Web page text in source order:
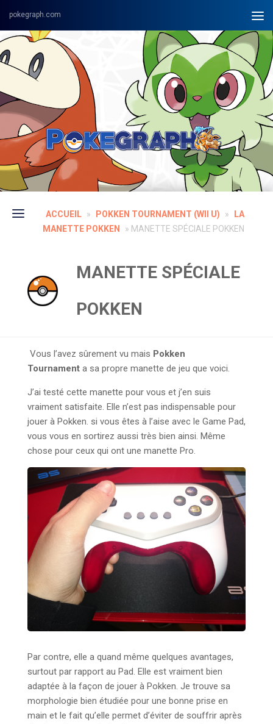
Skip to content
ACCUEIL » POKKEN TOURNAMENT (WII U) »
LA
MANETTE POKKEN
» MANETTE SPÉCIALE POKKEN
MANETTE SPÉCIALE
POKKEN
Vous l’avez sûrement vu mais Pokken
Tournament a sa propre manette de jeu que voici.
J’ai testé cette manette pour vous et j’en suis
vraiment satisfaite. Elle n’est pas indispensable pour
jouer à Pokken. si vous êtes à l’aise avec le Game Pad,
vous vous en sortirez aussi très bien ainsi. Même
chose pour ceux qui ont une manette Pro.
Par contre, elle a quand même quelques avantages,
surtout par rapport au Pad. Elle est vraiment bien
adaptée à la façon de jouer à Pokken. Je trouve sa
morphologie bien étudiée pour une bonne prise en
main et le fait qu’elle permet d’éviter de souffrir après